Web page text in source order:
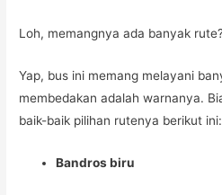
Loh, memangnya ada banyak
Yap, bus ini memang melayani
membedakan adalah warnanya.
baik-baik pilihan rutenya berikut ini:
Bandros biru